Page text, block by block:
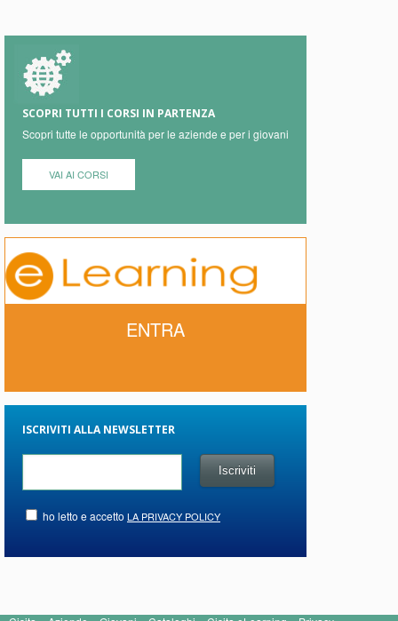
SCOPRI TUTTI I CORSI IN PARTENZA
Scopri tutte le opportunità per le aziende e per i giovani
VAI AI CORSI
ENTRA
ISCRIVITI ALLA NEWSLETTER
ho letto e accetto LA PRIVACY POLICY